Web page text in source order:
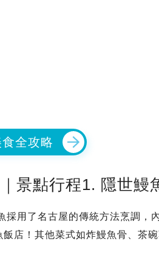
食全攻略
景點行程1. 隱世鰻
採用了名古屋的傳統方法烹調，
店！其他菜式如炸鰻魚骨、茶